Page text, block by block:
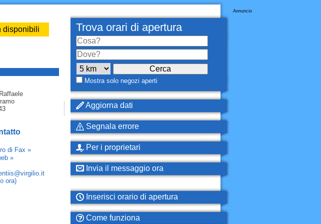
disponibili
di Fax »
»
@virgilio.it
ora)
Annuncio
Trova orari di apertura
Mostra solo negozi aperti
Aggiorna dati
Segnala errore
Per i proprietari
Invia il messaggio ora
Inserisci orario di apertura
Come funziona